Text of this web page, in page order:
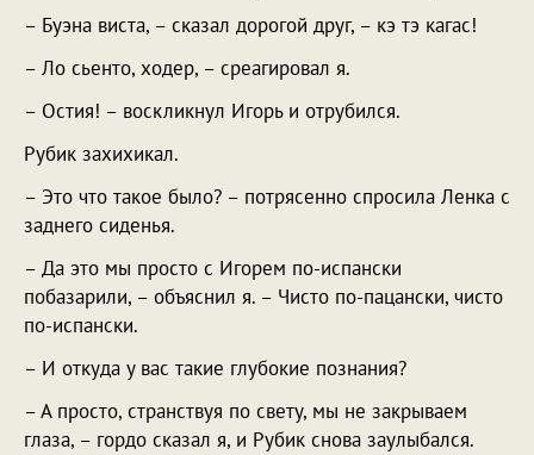
– Буэна виста, – сказал дорогой друг, – кэ тэ кагас!
– Ло сьенто, ходер, – среагировал я.
– Остия! – воскликнул Игорь и отрубился.
Рубик захихикал.
– Это что такое было? – потрясенно спросила Ленка с
заднего сиденья.
– Да это мы просто с Игорем по-испански
побазарили, – объяснил я. – Чисто по-пацански, чисто
по-испански.
– И откуда у вас такие глубокие познания?
– А просто, странствуя по свету, мы не закрываем
глаза, – гордо сказал я, и Рубик снова заулыбался.